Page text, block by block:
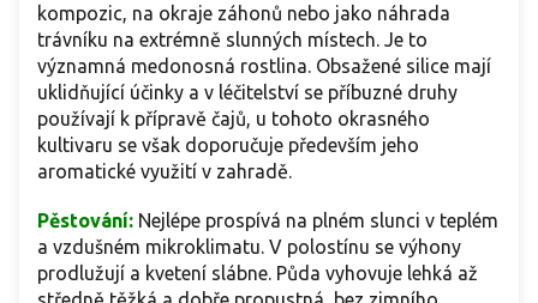
kompozic, na okraje záhonů nebo jako náhrada
trávníku na extrémně slunných místech. Je to
významná medonosná rostlina. Obsažené silice mají
uklidňující účinky a v léčitelství se příbuzné druhy
používají k přípravě čajů, u tohoto okrasného
kultivaru se však doporučuje především jeho
aromatické využití v zahradě.
Pěstování: Nejlépe prospívá na plném slunci v teplém
a vzdušném mikroklimatu. V polostínu se výhony
prodlužují a kvetení slábne. Půda vyhovuje lehká až